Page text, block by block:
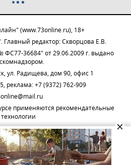
(www.73online.ru), 18+
редактор: Скворцова Е.В.
36684" от 29.06.2009 г. выдано
ул. Радищева, дом 90, офис 1
реклама: +7 (9372) 762-909
применяются рекомендательные
технологии